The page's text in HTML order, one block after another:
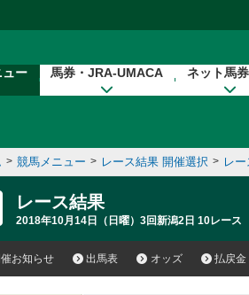
ー 馬券・JRA-UMACA ネット馬
> 競馬メニュー > レース結果 開催選択 > レ
レース結果
2018年10月14日（日曜）3回新潟2日 10レース
お知らせ 出馬表 オッズ 払戻金